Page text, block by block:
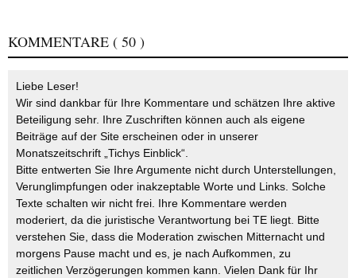
KOMMENTARE ( 50 )
Liebe Leser!
Wir sind dankbar für Ihre Kommentare und schätzen Ihre aktive
Beteiligung sehr. Ihre Zuschriften können auch als eigene
Beiträge auf der Site erscheinen oder in unserer
Monatszeitschrift „Tichys Einblick“.
Bitte entwerten Sie Ihre Argumente nicht durch Unterstellungen,
Verunglimpfungen oder inakzeptable Worte und Links. Solche
Texte schalten wir nicht frei. Ihre Kommentare werden
moderiert, da die juristische Verantwortung bei TE liegt. Bitte
verstehen Sie, dass die Moderation zwischen Mitternacht und
morgens Pause macht und es, je nach Aufkommen, zu
zeitlichen Verzögerungen kommen kann. Vielen Dank für Ihr